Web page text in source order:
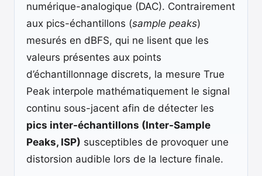
numérique-analogique (DAC). Contrairement
aux pics-échantillons (sample peaks)
mesurés en dBFS, qui ne lisent que les
valeurs présentes aux points
d’échantillonnage discrets, la mesure True
Peak interpole mathématiquement le signal
continu sous-jacent afin de détecter les
pics inter-échantillons (Inter-Sample
Peaks, ISP) susceptibles de provoquer une
distorsion audible lors de la lecture finale.